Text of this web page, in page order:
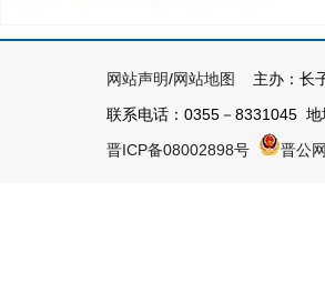
网站声明/网站地图
主办：长
联系电话：0355－8331045
晋ICP备08002898号
晋公